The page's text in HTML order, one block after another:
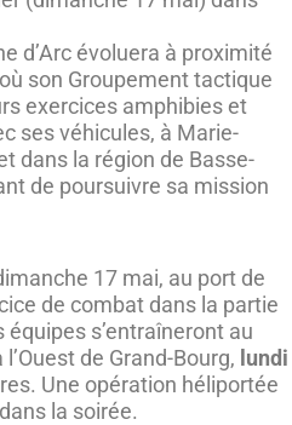
d’Arc évoluera à proximité
son Groupement tactique
exercices amphibies et
ses véhicules, à Marie-
dans la région de Basse-
de poursuivre sa mission
17 mai, au port de
de combat dans la partie
s’entraîneront au
de Grand-Bourg, lundi
Une opération héliportée
la soirée.